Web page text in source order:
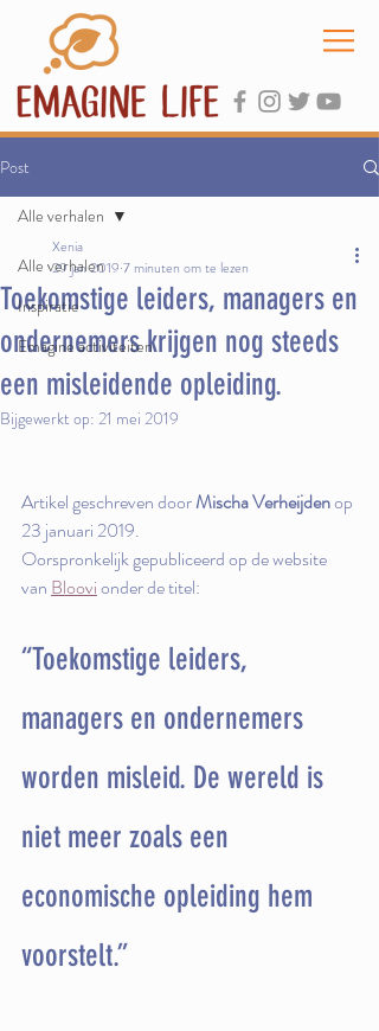
Post
Alle verhalen
Inspiratie
Emagine activiteiten
Alle verhalen
Toekomstige leiders, managers en
ondernemers krijgen nog steeds
een misleidende opleiding.
Xenia
29 jan 2019 7 minuten om te lezen
Bijgewerkt op: 21 mei 2019
Artikel geschreven door Mischa Verheijden op
23 januari 2019.
Oorspronkelijk gepubliceerd op de website
van Bloovi onder de titel:
“Toekomstige leiders,
managers en ondernemers
worden misleid. De wereld is
niet meer zoals een
economische opleiding hem
voorstelt.”